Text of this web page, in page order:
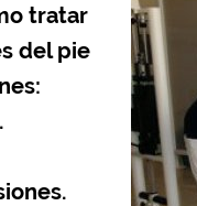
tratar
del pie